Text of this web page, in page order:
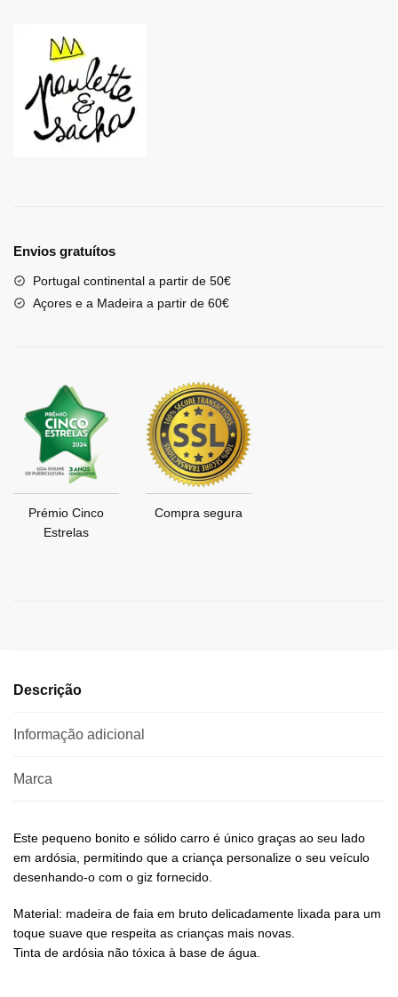
Envios gratuítos
Portugal continental a partir de 50€
Açores e a Madeira a partir de 60€
Prémio Cinco
Estrelas
Compra segura
Descrição
Informação adicional
Marca
Este pequeno bonito e sólido carro é único graças ao seu lado
em ardósia, permitindo que a criança personalize o seu veículo
desenhando-o com o giz fornecido.
Material: madeira de faia em bruto delicadamente lixada para um
toque suave que respeita as crianças mais novas.
Tinta de ardósia não tóxica à base de água.